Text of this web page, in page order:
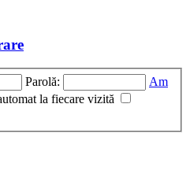
Parolă:
Am
la fiecare vizită